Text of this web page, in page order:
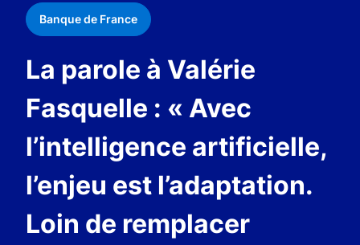
Banque de France
La parole à Valérie
Fasquelle : « Avec
l’intelligence artificielle,
l’enjeu est l’adaptation.
Loin de remplacer